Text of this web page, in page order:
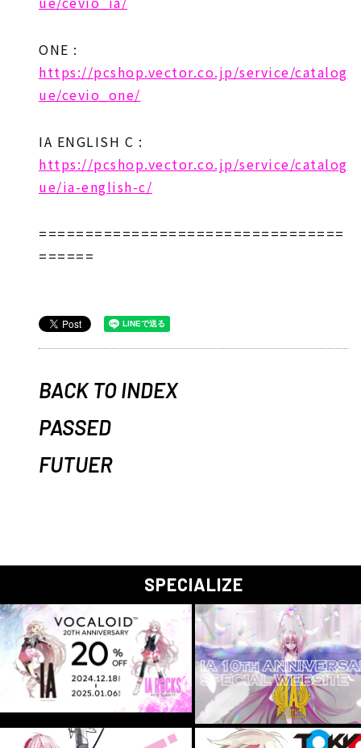
ONE :
https://pcshop.vector.co.jp/service/catalog
ue/cevio_one/
IA ENGLISH C :
https://pcshop.vector.co.jp/service/catalog
ue/ia-english-c/
=================================
======
BACK TO INDEX
PASSED
FUTUER
SPECIALIZE